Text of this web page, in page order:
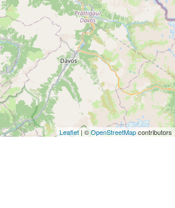
Leaflet| ©OpenStreetMapcontributors